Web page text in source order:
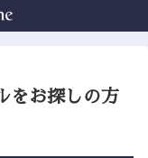
をお探しの方